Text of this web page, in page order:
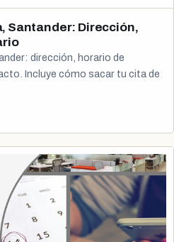
Santander: Dirección,
dirección, horario de
Incluye cómo sacar tu cita de